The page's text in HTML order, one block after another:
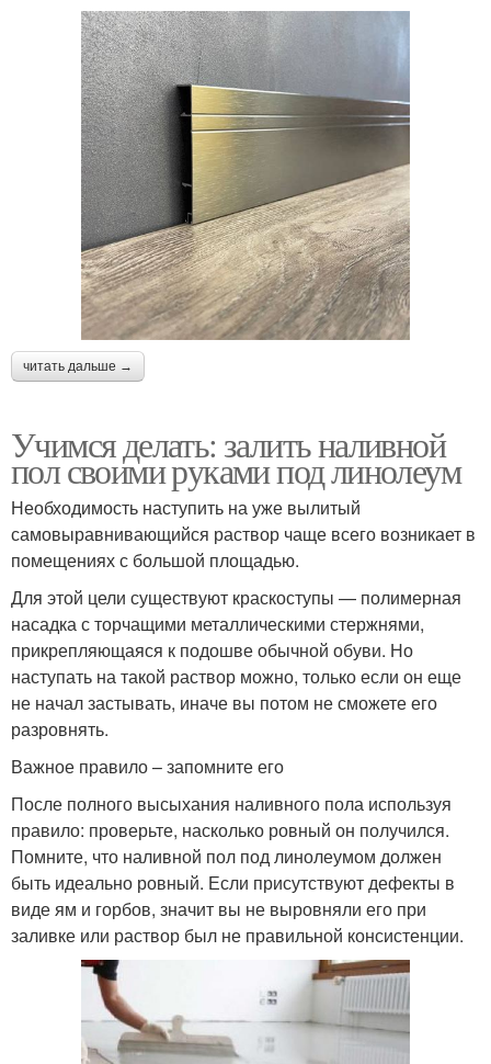
читать дальше →
Учимся делать: залить наливной
пол своими руками под линолеум
Необходимость наступить на уже вылитый
самовыравнивающийся раствор чаще всего возникает в
помещениях с большой площадью.
Для этой цели существуют краскоступы — полимерная
насадка с торчащими металлическими стержнями,
прикрепляющаяся к подошве обычной обуви. Но
наступать на такой раствор можно, только если он еще
не начал застывать, иначе вы потом не сможете его
разровнять.
Важное правило – запомните его
После полного высыхания наливного пола используя
правило: проверьте, насколько ровный он получился.
Помните, что наливной пол под линолеумом должен
быть идеально ровный. Если присутствуют дефекты в
виде ям и горбов, значит вы не выровняли его при
заливке или раствор был не правильной консистенции.